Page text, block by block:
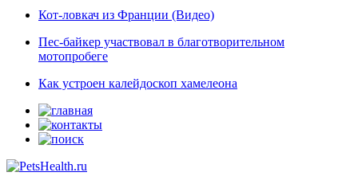
Кот-ловкач из Франции (Видео)
Пес-байкер участвовал в благотворительном
мотопробеге
Как устроен калейдоскоп хамелеона